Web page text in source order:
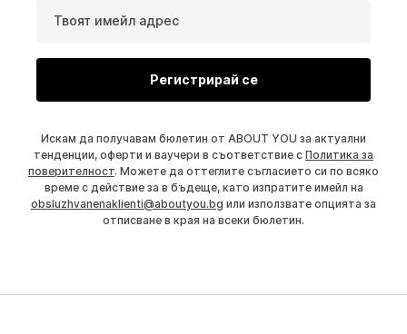
Твоят имейл адрес
Регистрирай се
Искам да получавам бюлетин от ABOUT YOU за актуални
тенденции, оферти и ваучери в съответствие с Политика за
поверителност. Можете да оттеглите съгласието си по всяко
време с действие за в бъдеще, като изпратите имейл на
obsluzhvanenaklienti@aboutyou.bg или използвате опцията за
отписване в края на всеки бюлетин.